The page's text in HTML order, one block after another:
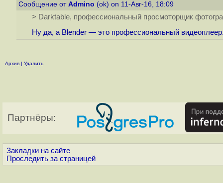
Сообщение от Admino (ok) on 11-Авг-16, 18:09
> Darktable, профессиональный просмоторщик
Ну да, а Blender — это профессиональный
Архив | Удалить
Партнёры:
Закладки на сайте
Проследить за страницей